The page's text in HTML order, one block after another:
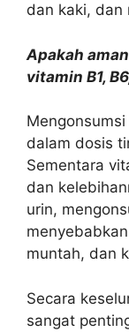
dan kaki, dan
Apakah
vitamin B1,
dalam dosis
Sementara
dan
urin,
muntah, dan
Secara
sangat